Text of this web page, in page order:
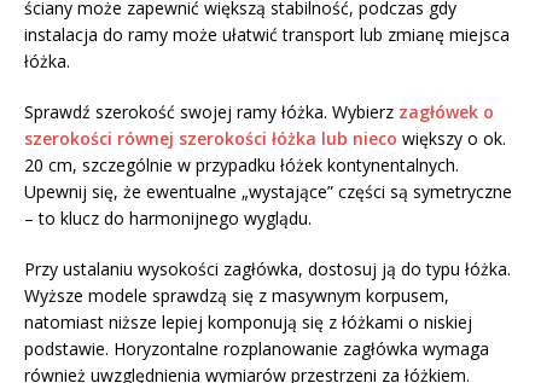
ściany może zapewnić większą stabilność, podczas gdy
instalacja do ramy może ułatwić transport lub zmianę miejsca
łóżka.
Sprawdź szerokość swojej ramy łóżka. Wybierz zagłówek o
szerokości równej szerokości łóżka lub nieco większy o ok.
20 cm, szczególnie w przypadku łóżek kontynentalnych.
Upewnij się, że ewentualne „wystające” części są symetryczne
– to klucz do harmonijnego wyglądu.
Przy ustalaniu wysokości zagłówka, dostosuj ją do typu łóżka.
Wyższe modele sprawdzą się z masywnym korpusem,
natomiast niższe lepiej komponują się z łóżkami o niskiej
podstawie. Horyzontalne rozplanowanie zagłówka wymaga
również uwzględnienia wymiarów przestrzeni za łóżkiem.